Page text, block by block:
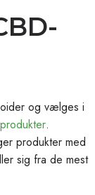
og vælges i
.
produkter med
sig fra de mest